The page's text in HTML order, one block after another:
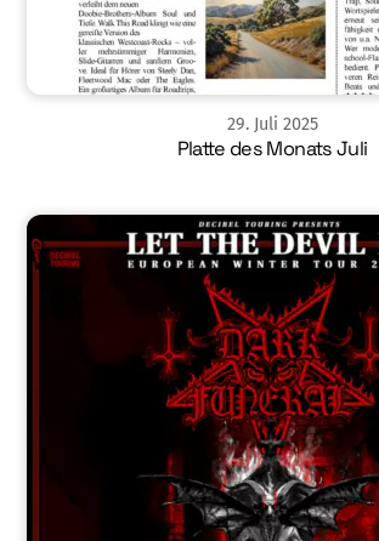
29. Juli 2025
Platte des Monats Juli